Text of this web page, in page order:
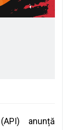
anunță